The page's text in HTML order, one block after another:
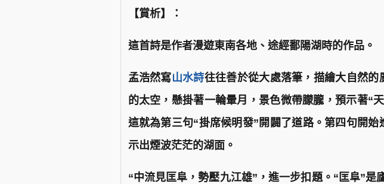
【賞析】：
這首詩是作者漫遊東南各地、途經鄱陽湖時的作品。
孟浩然寫山水詩往往善於從大處落筆，描繪大自然
的太空，懸掛著一輪暈月，景色微帶朦朧，預示著“
這就為第三句“掛席候明發”開闢了道路。第四句開
示出煙波茫茫的湖面。
“中流見匡阜，勢壓九江雄”，進一步扣題。“匡阜”